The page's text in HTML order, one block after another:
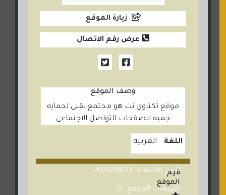
زيارة الموقع
عرض رقم الاتصال
وصف الموقع
موقع تكناوي نت هو مجتمع تقني لحمايه
جميه الصفحات التواصل الاجتماعي
اللغة العربية
تاريخ الاضافة: 2020/08/23
تقييمات الموقع : 0
قيم
الموقع